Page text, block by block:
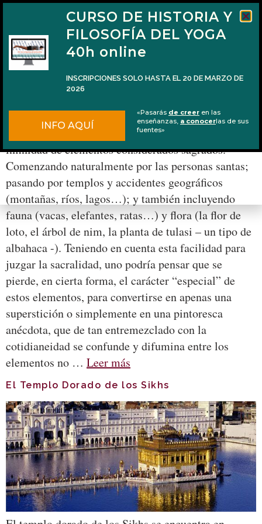
Prasadam, gesto de devoción
En diversas ocasiones he dicho que en la India hay
infinidad de elementos considerados sagrados.
Comenzando naturalmente por las personas santas;
pasando por templos y accidentes geográficos
(montañas, ríos, lagos…); y también incluyendo
fauna (vacas, elefantes, ratas…) y flora (la flor de
loto, el árbol de nim, la planta de tulasi – un tipo de
albahaca -). Teniendo en cuenta esta facilidad para
juzgar la sacralidad, uno podría pensar que se
pierde, en cierta forma, el carácter “especial” de
estos elementos, para convertirse en apenas una
superstición o simplemente en una pintoresca
anécdota, que de tan entremezclado con la
cotidianeidad se confunde y difumina entre los
elementos no … Leer más
El Templo Dorado de los Sikhs
CURSO DE HISTORIA Y
FILOSOFÍA DEL YOGA
40h online
INSCRIPCIONES SOLO HASTA EL 20 DE MARZO DE
2026
INFO AQUÍ
«Pasarás de creer en las
enseñanzas, a conocerlas de sus
fuentes»